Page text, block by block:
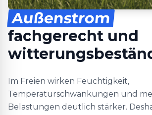
Außenstrom
fachgerecht und
Im Freien wirken Feuchtigkeit,
Temperaturschwankungen und
Belastungen deutlich stärker.